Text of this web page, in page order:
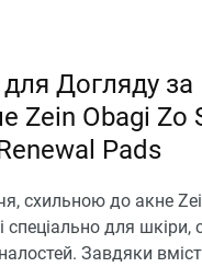
Догляду
Zein Obagi Zo
Pads
схильною до акне
для шкіри,
Завдяки